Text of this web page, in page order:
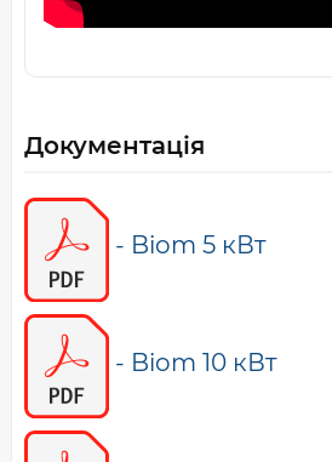
Документація
- Biom 5 кВт
- Biom 10 кВт